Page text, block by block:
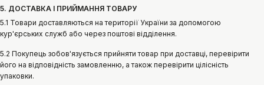
5. ДОСТАВКА І ПРИЙМАННЯ ТОВАРУ
5.1 Товари доставляються на території України за допомогою
кур'єрських служб або через поштові відділення.
5.2 Покупець зобов'язується прийняти товар при доставці, перевірити
його на відповідність замовленню, а також перевірити цілісність
упаковки.